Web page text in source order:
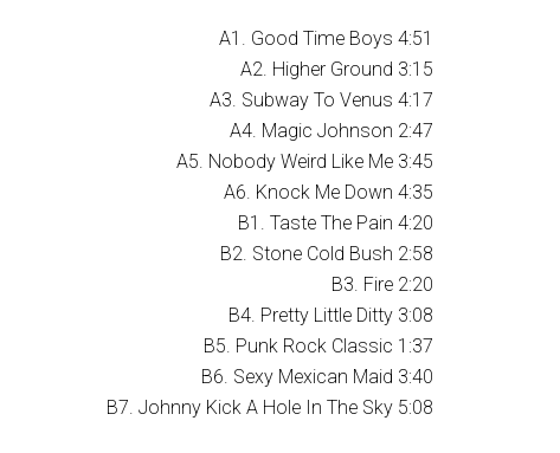
A1. Good Time Boys 4:51
A2. Higher Ground 3:15
A3. Subway To Venus 4:17
A4. Magic Johnson 2:47
A5. Nobody Weird Like Me 3:45
A6. Knock Me Down 4:35
B1. Taste The Pain 4:20
B2. Stone Cold Bush 2:58
B3. Fire 2:20
B4. Pretty Little Ditty 3:08
B5. Punk Rock Classic 1:37
B6. Sexy Mexican Maid 3:40
B7. Johnny Kick A Hole In The Sky 5:08